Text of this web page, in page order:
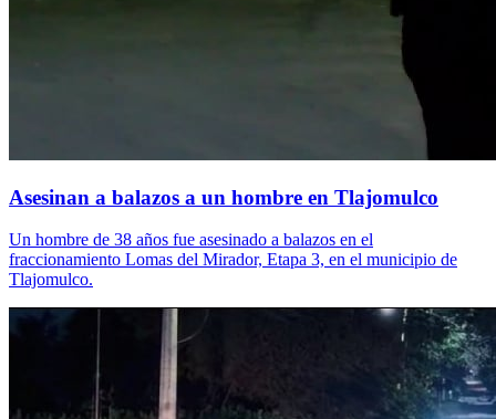
Asesinan a balazos a un hombre en Tlajomulco
Un hombre de 38 años fue asesinado a balazos en el
fraccionamiento Lomas del Mirador, Etapa 3, en el municipio de
Tlajomulco.